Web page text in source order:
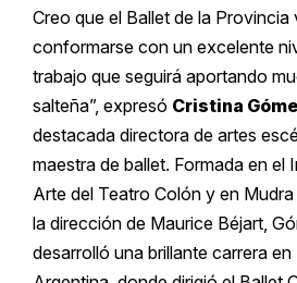
Creo que el Ballet de la Provincia
conformarse con un excelente
trabajo que seguirá aportando
salteña”, expresó Cristina
destacada directora de artes
maestra de ballet. Formada en el
Arte del Teatro Colón y en
la dirección de Maurice Béjart,
desarrolló una brillante carrera